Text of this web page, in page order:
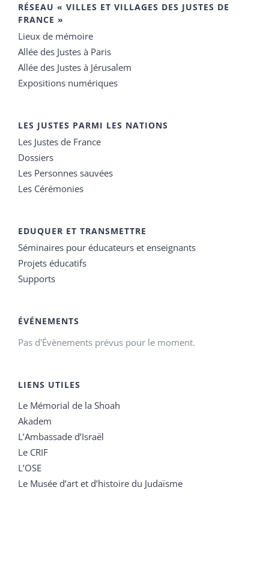
RÉSEAU « VILLES ET VILLAGES DES JUSTES DE
FRANCE »
Lieux de mémoire
Allée des Justes à Paris
Allée des Justes à Jérusalem
Expositions numériques
LES JUSTES PARMI LES NATIONS
Les Justes de France
Dossiers
Les Personnes sauvées
Les Cérémonies
EDUQUER ET TRANSMETTRE
Séminaires pour éducateurs et enseignants
Projets éducatifs
Supports
ÉVÉNEMENTS
Pas d'Évènements prévus pour le moment.
LIENS UTILES
Le Mémorial de la Shoah
Akadem
L’Ambassade d’Israël
Le CRIF
L’OSE
Le Musée d’art et d’histoire du Judaïsme